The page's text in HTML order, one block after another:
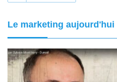
Le marketing aujourd'hui